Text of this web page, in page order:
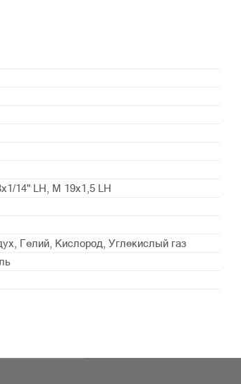
14" LH, М 19х1,5 LH
Гелий, Кислород, Углекислый газ